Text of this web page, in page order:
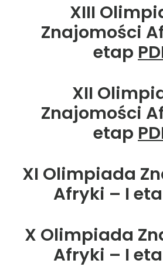
XIII
Znajomości
etap
XII
Znajomości
etap
XI Olimpiada
Afryki – I
X Olimpiada
Afryki – I